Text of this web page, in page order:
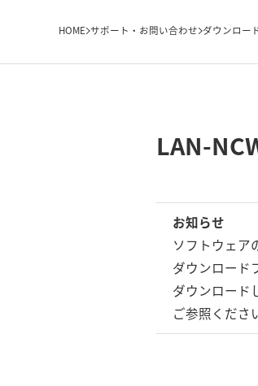
HOME サポート・お問い合わせ ダウンロー
LAN-
お知らせ
ソフトウェア
ダウンロード
ダウンロード
ご参照くださ